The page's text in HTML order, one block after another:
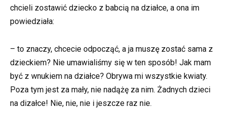
chcieli zostawić dziecko z babcią na działce, a ona im
powiedziała:
– to znaczy, chcecie odpocząć, a ja muszę zostać sama z
dzieckiem? Nie umawialiśmy się w ten sposób! Jak mam
być z wnukiem na działce? Obrywa mi wszystkie kwiaty.
Poza tym jest za mały, nie nadążę za nim. Żadnych dzieci
na dizałce! Nie, nie, nie i jeszcze raz nie.